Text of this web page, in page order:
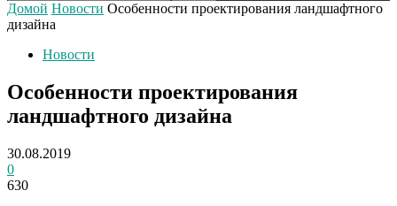
Домой Новости Особенности проектирования ландшафтного
дизайна
Новости
Особенности проектирования
ландшафтного дизайна
30.08.2019
0
630